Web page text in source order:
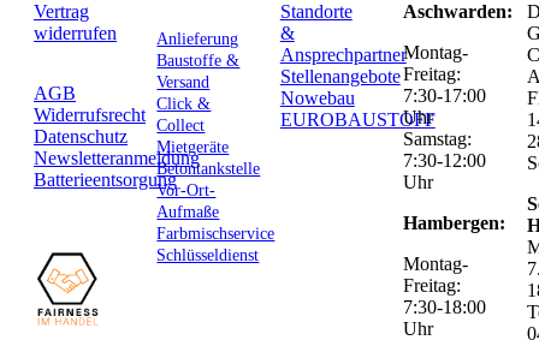
Vertrag
widerrufen
AGB
Widerrufsrecht
Datenschutz
Newsletteranmeldung
Batterieentsorgung
Anlieferung
Baustoffe &
Versand
Click &
Collect
Mietgeräte
Betontankstelle
Vor-Ort-
Aufmaße
Farbmischservice
Schlüsseldienst
Standorte
&
Ansprechpartner
Stellenangebote
Nowebau
EUROBAUSTOFF
Aschwarden:
Montag-
Freitag:
7:30-17:00
Uhr
Samstag:
7:30-12:00
Uhr
Hambergen:
Montag-
Freitag:
7:30-18:00
Uhr